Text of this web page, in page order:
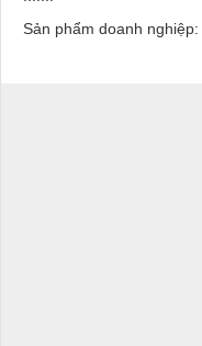
Sản phẩm doanh nghiệp: